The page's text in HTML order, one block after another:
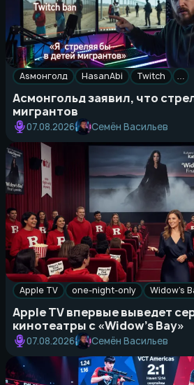
Asмонголд HasanAbi Twitch …
Асмонгольд заявил, что
мигрантов
07.08.2026 Семён Васильев
Apple TV one-night-only Widow’s
Apple TV впервые выведет
кинотеатры с «Widow’s Bay»
07.08.2026 Семён Васильев